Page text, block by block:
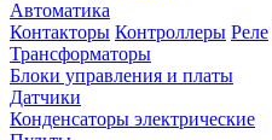
Автоматика
Контакторы Контроллеры Реле
Трансформаторы
Блоки управления и платы
Датчики
Конденсаторы электрические